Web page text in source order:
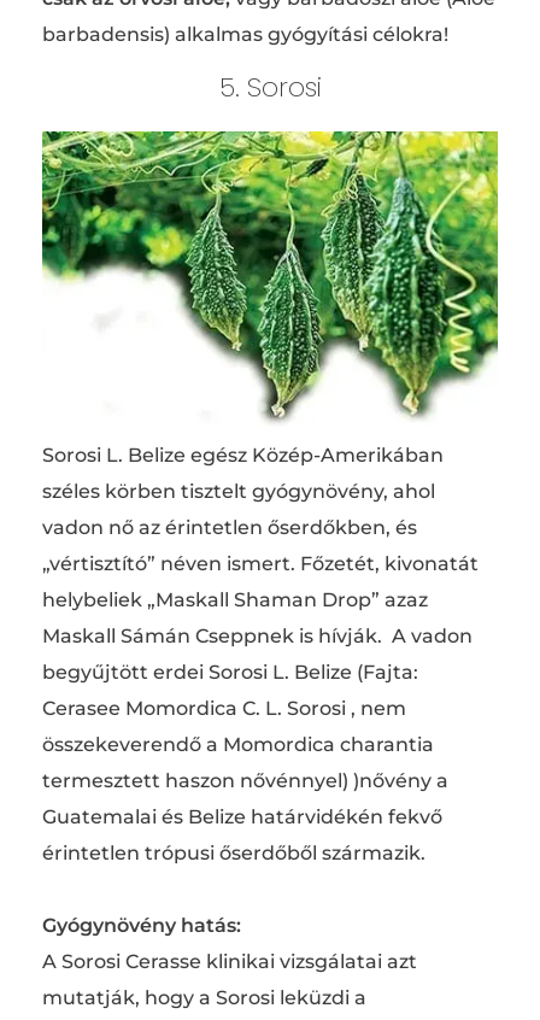
barbadensis) alkalmas gyógyítási célokra!
5. Sorosi
Sorosi L. Belize egész Közép-Amerikában
széles körben tisztelt gyógynövény, ahol
vadon nő az érintetlen őserdőkben, és
„vértisztító” néven ismert. Főzetét, kivonatát
helybeliek „Maskall Shaman Drop” azaz
Maskall Sámán Cseppnek is hívják. A vadon
begyűjtött erdei Sorosi L. Belize (Fajta:
Cerasee Momordica C. L. Sorosi , nem
összekeverendő a Momordica charantia
termesztett haszon nővénnyel) )nővény a
Guatemalai és Belize határvidékén fekvő
érintetlen trópusi őserdőből származik.
Gyógynövény hatás:
A Sorosi Cerasse klinikai vizsgálatai azt
mutatják, hogy a Sorosi leküzdi a